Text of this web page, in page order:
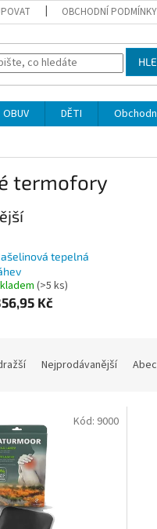
OBCHODNÍ PODMÍNKY
OBUV DĚTI
termofory
tepelná
(>5 ks)
Kč
Nejprodávanější
Kód: 9000